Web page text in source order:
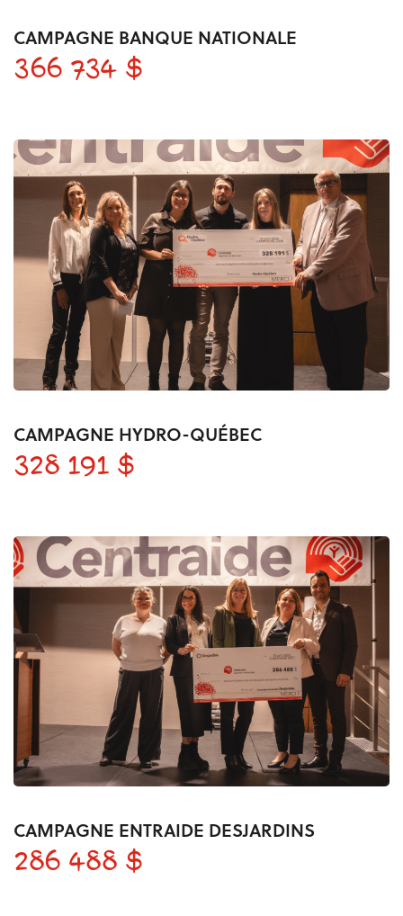
CAMPAGNE BANQUE NATIONALE
366 734 $
CAMPAGNE HYDRO-QUÉBEC
328 191 $
CAMPAGNE ENTRAIDE DESJARDINS
286 488 $